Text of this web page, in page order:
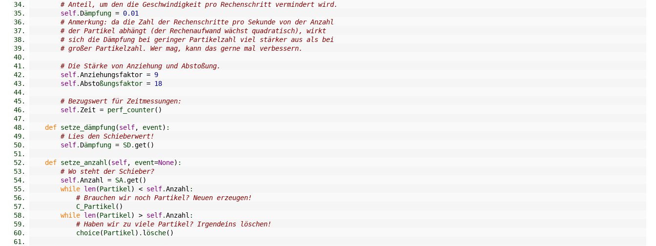
# Anteil, um den die Geschwindigkeit pro Rechenschritt vermindert wird.
self. Dämpfung = 0.01
# Anmerkung: da die Zahl der Rechenschritte pro Sekunde von der Anzahl
# der Partikel abhängt (der Rechenaufwand wächst quadratisch), wirkt
# sich die Dämpfung bei geringer Partikelzahl viel stärker aus als bei
# großer Partikelzahl. Wer mag, kann das gerne mal verbessern.
# Die Stärke von Anziehung und Abstoßung.
self.Anziehungsfaktor = 9
self.Abstoßungsfaktor = 18
# Bezugswert für Zeitmessungen:
self. Zeit = perf_counter( )
def setze_dämpfung(self, event) :
# Lies den Schieberwert!
self. Dämpfung = SD.get ( )
def setze_anzahl (self, event=None) :
# Wo steht der Schieber?
self.Anzahl = SA.get ( )
while len(Partikel ) < self.Anzahl :
# Brauchen wir noch Partikel? Neuen erzeugen!
            C_Partikel
( )
while len(Partikel ) > self.Anzahl :
# Haben wir zu viele Partikel? Irgendeins löschen!
            choice
(Partikel ) . l ösche( )